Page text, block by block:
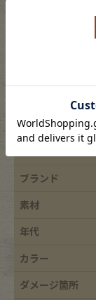
使
※USEDですので使
古着という事をご
※全体に色あせがご
ブランド
素材
年代
カラー
ダメージ箇所